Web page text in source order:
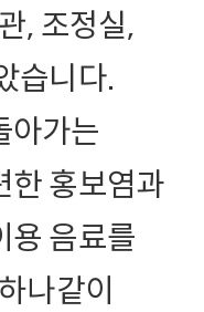
, 조정실,
습니다.
아가는
한 홍보염과
용 음료를
나같이